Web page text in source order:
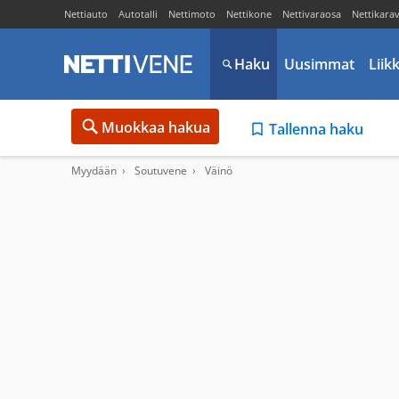
Nettiauto Autotalli Nettimoto Nettikone Nettivaraosa
Haku Uusimmat
Muokkaa hakua Tallenna haku
Myydään Soutuvene Väinö